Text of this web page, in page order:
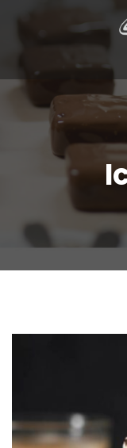
Panneau de gestion